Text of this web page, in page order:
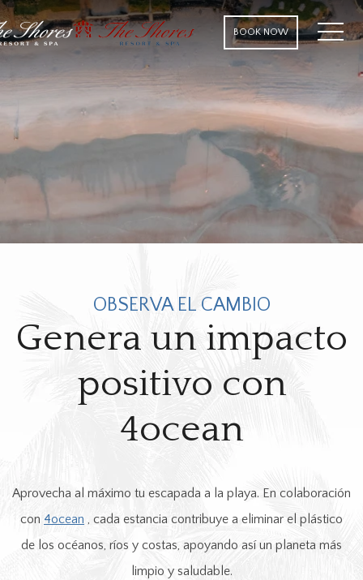
BOOK NOW MENU
OBSERVA EL CAMBIO
Genera un impacto
positivo con
4ocean
Aprovecha al máximo tu escapada a la playa. En colaboración
con 4ocean , cada estancia contribuye a eliminar el plástico
de los océanos, ríos y costas, apoyando así un planeta más
limpio y saludable.